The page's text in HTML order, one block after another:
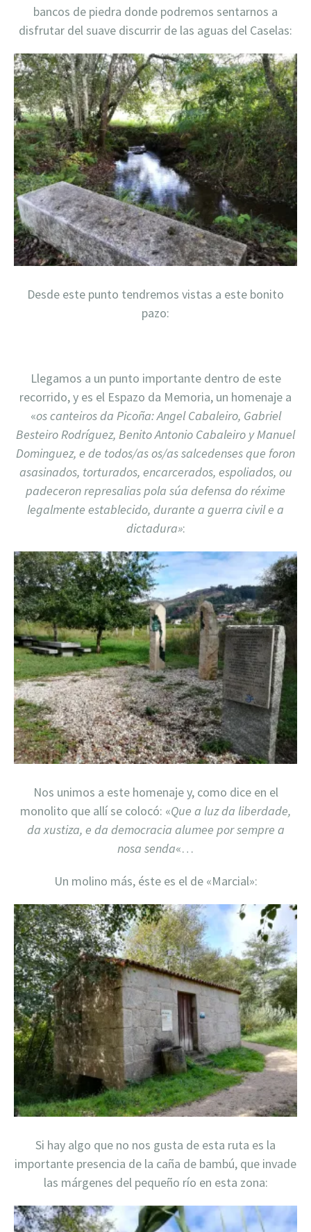
bancos de piedra donde podremos sentarnos a
disfrutar del suave discurrir de las aguas del Caselas:
Desde este punto tendremos vistas a este bonito
pazo:
Llegamos a un punto importante dentro de este
recorrido, y es el Espazo da Memoria, un homenaje a
«os canteiros da Picoña: Angel Cabaleiro, Gabriel
Besteiro Rodríguez, Benito Antonio Cabaleiro y Manuel
Dominguez, e de todos/as os/as salcedenses que foron
asasinados, torturados, encarcerados, espoliados, ou
padeceron represalias pola súa defensa do réxime
legalmente establecido, durante a guerra civil e a
dictadura»:
Nos unimos a este homenaje y, como dice en el
monolito que allí se colocó: «Que a luz da liberdade,
da xustiza, e da democracia alumee por sempre a
nosa senda«…
Un molino más, éste es el de «Marcial»:
Si hay algo que no nos gusta de esta ruta es la
importante presencia de la caña de bambú, que invade
las márgenes del pequeño río en esta zona: